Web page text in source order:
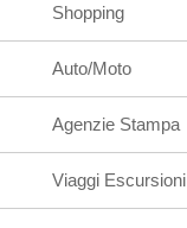
Shopping
Auto/Moto
Agenzie Stampa
Viaggi Escursioni